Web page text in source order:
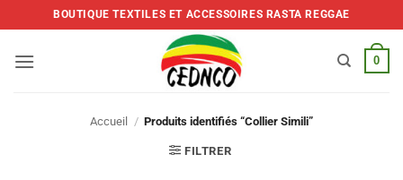
to
BOUTIQUE TEXTILES ET ACCESSOIRES RASTA REGGAE
0
Accueil / Produits identifiés “Collier Simili”
FILTRER